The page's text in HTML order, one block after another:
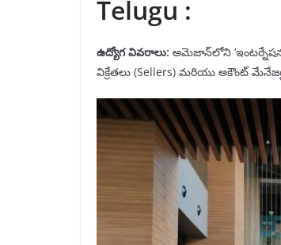
Telugu :
ఉద్యోగ వివరాలు: అమెజాన్‌లోని
విక్రేతలు (Sellers) మరియు అకౌంట్